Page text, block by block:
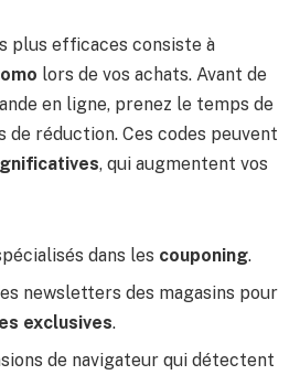
plus efficaces consiste à
lors de vos achats. Avant de
en ligne, prenez le temps de
de réduction. Ces codes peuvent
, qui augmentent vos
dans les couponing.
newsletters des magasins pour
exclusives.
de navigateur qui détectent